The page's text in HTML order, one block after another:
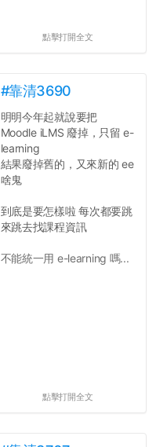
點擊打開全文
#靠清3690
明明今年起就說要把
Moodle iLMS 廢掉，只留 e-
learning
結果廢掉舊的，又來新的 ee
啥鬼
到底是要怎樣啦 每次都要跳
來跳去找課程資訊
不能統一用 e-learning 嗎...
點擊打開全文